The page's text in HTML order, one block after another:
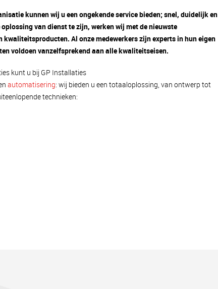
kunnen wij u een ongekende service bieden; snel, duidelijk en
van dienst te zijn, werken wij met de nieuwste
kwaliteitsproducten. Al onze medewerkers zijn experts in hun eigen
voldoen vanzelfsprekend aan alle kwaliteitseisen.
kunt u bij GP Installaties
automatisering: wij bieden u een totaaloplossing, van ontwerp tot
technieken: